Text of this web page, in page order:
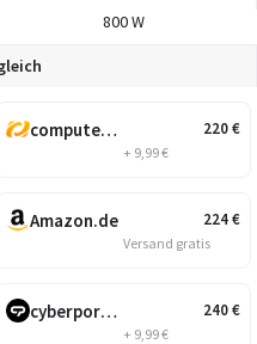
800 W
220€
computeruniverse.net
+ 9,99 €
224€
Amazon.de
Versand gratis
240€
cyberport.at
+ 9,99 €